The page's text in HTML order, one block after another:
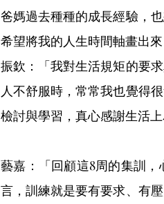
爸媽過去種種的成長經驗，
希望將我的人生時間軸畫出
振欽：「我對生活規矩的要
人不舒服時，常常我也覺得
檢討與學習，真心感謝生活上
藝嘉：「回顧這8周的集訓
言，訓練就是要有要求、有